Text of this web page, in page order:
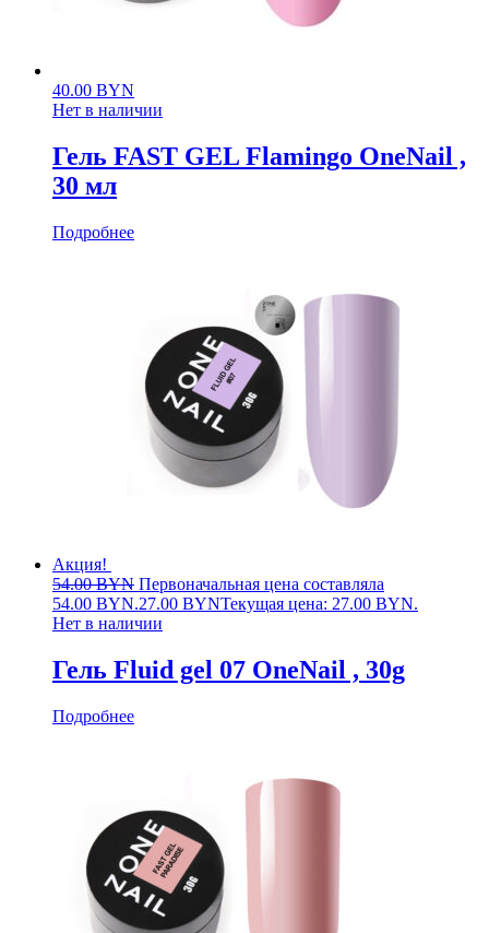
40.00 BYN
Нет в наличии
Гель FAST GEL Flamingo OneNail ,
30 мл
Подробнее
Акция!
54.00BYN Первоначальная цена составляла
54.00 BYN.27.00 BYNТекущая цена: 27.00 BYN.
Нет в наличии
Гель Fluid gel 07 OneNail , 30g
Подробнее